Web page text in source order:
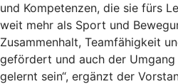
und Kompetenzen, die sie fürs
weit mehr als Sport und
Zusammenhalt, Teamfähigkeit
gefördert und auch der
gelernt sein“, ergänzt der